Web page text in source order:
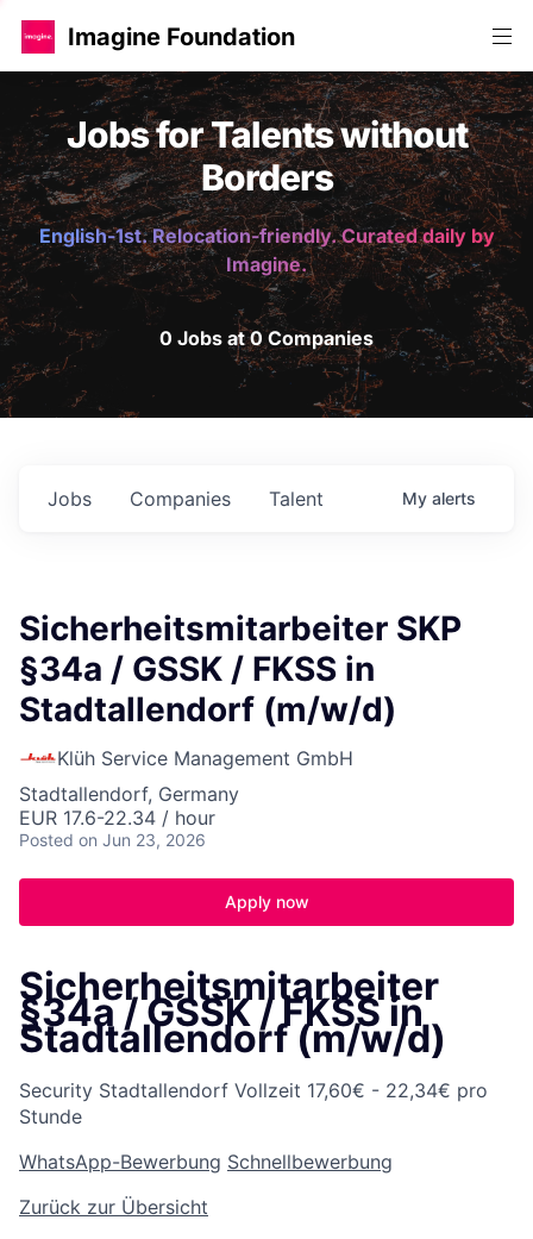
Imagine Foundation
Jobs for Talents without
Borders
English-1st. Relocation-friendly. Curated daily by
Imagine.
0 Jobs at 0 Companies
Jobs Companies Talent My alerts
Sicherheitsmitarbeiter SKP
§34a / GSSK / FKSS in
Stadtallendorf (m/w/d)
Klüh Service Management GmbH
Stadtallendorf, Germany
EUR 17.6-22.34 / hour
Posted on Jun 23, 2026
Apply now
Sicherheitsmitarbeiter
§34a / GSSK / FKSS in
Stadtallendorf (m/w/d)
Security Stadtallendorf Vollzeit 17,60€ - 22,34€ pro
Stunde
WhatsApp-Bewerbung Schnellbewerbung
Zurück zur Übersicht